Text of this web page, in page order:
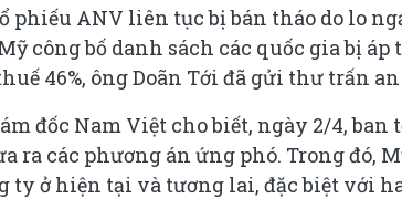
phiếu ANV liên tục bị bán tháo do lo
công bố danh sách các quốc gia bị
46%, ông Doãn Tới đã gửi thư trấn
đốc Nam Việt cho biết, ngày 2/4, ban
ra các phương án ứng phó. Trong
ty ở hiện tại và tương lai, đặc biệt với